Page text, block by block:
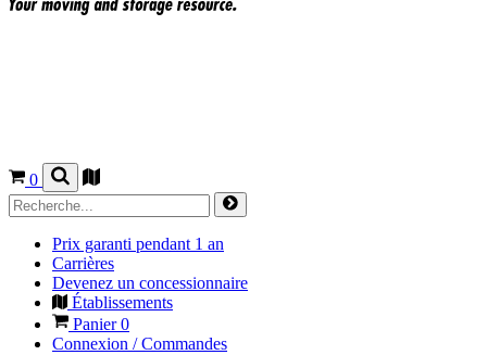
0
Prix garanti pendant 1 an
Carrières
Devenez un concessionnaire
Établissements
Panier0
Connexion / Commandes